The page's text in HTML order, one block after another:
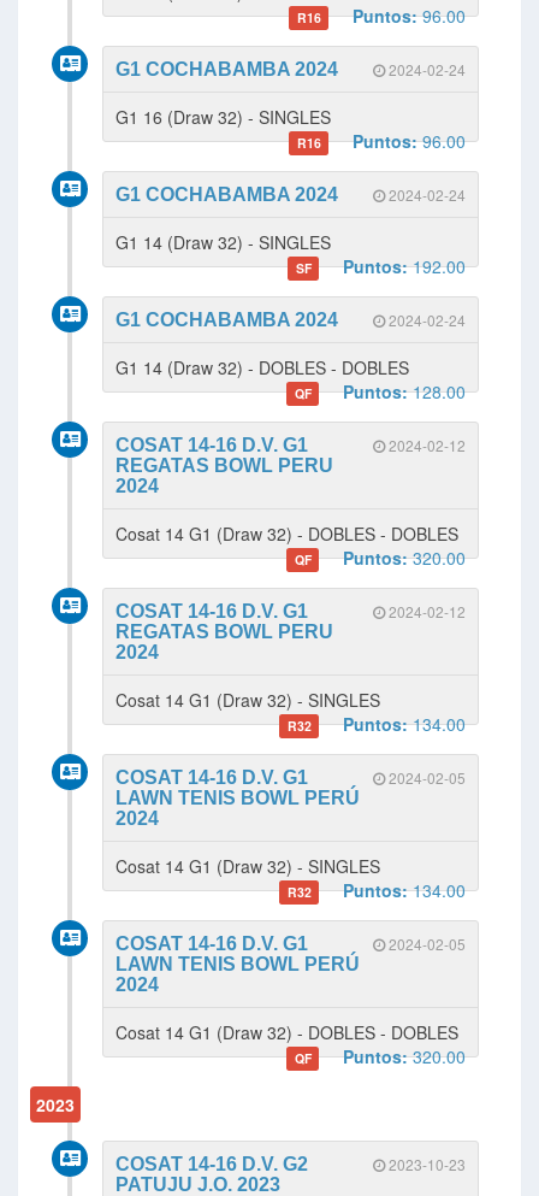
R16 Puntos:96.00
2024-02-24
G1 COCHABAMBA 2024
G1 16 (Draw 32) - SINGLES
R16 Puntos:96.00
2024-02-24
G1 COCHABAMBA 2024
G1 14 (Draw 32) - SINGLES
SF Puntos:192.00
2024-02-24
G1 COCHABAMBA 2024
G1 14 (Draw 32) - DOBLES - DOBLES
QF Puntos:128.00
2024-02-12
COSAT 14-16 D.V. G1
REGATAS BOWL PERU
2024
Cosat 14 G1 (Draw 32) - DOBLES - DOBLES
QF Puntos:320.00
2024-02-12
COSAT 14-16 D.V. G1
REGATAS BOWL PERU
2024
Cosat 14 G1 (Draw 32) - SINGLES
R32 Puntos:134.00
2024-02-05
COSAT 14-16 D.V. G1
LAWN TENIS BOWL PERÚ
2024
Cosat 14 G1 (Draw 32) - SINGLES
R32 Puntos:134.00
2024-02-05
COSAT 14-16 D.V. G1
LAWN TENIS BOWL PERÚ
2024
Cosat 14 G1 (Draw 32) - DOBLES - DOBLES
QF Puntos:320.00
2023
2023-10-23
COSAT 14-16 D.V. G2
PATUJU J.O. 2023